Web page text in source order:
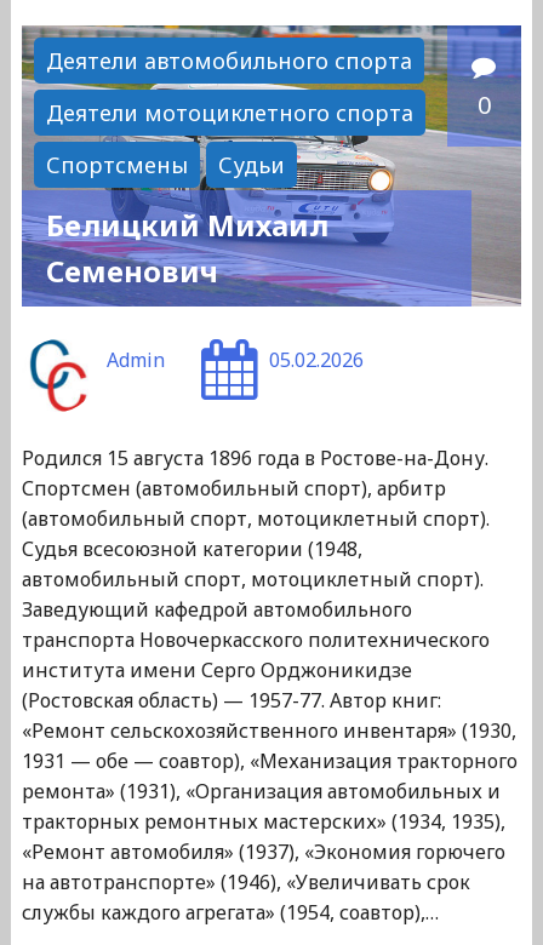
Яковлевич"
Деятели автомобильного спорта
Деятели мотоциклетного спорта
Спортсмены
Судьи
0
Белицкий Михаил
Семенович
Admin 05.02.2026
Родился 15 августа 1896 года в Ростове-на-Дону.
Спортсмен (автомобильный спорт), арбитр
(автомобильный спорт, мотоциклетный спорт).
Судья всесоюзной категории (1948,
автомобильный спорт, мотоциклетный спорт).
Заведующий кафедрой автомобильного
транспорта Новочеркасского политехнического
института имени Серго Орджоникидзе
(Ростовская область) — 1957-77. Автор книг:
«Ремонт сельскохозяйственного инвентаря» (1930,
1931 — обе — соавтор), «Механизация тракторного
ремонта» (1931), «Организация автомобильных и
тракторных ремонтных мастерских» (1934, 1935),
«Ремонт автомобиля» (1937), «Экономия горючего
на автотранспорте» (1946), «Увеличивать срок
службы каждого агрегата» (1954, соавтор),…